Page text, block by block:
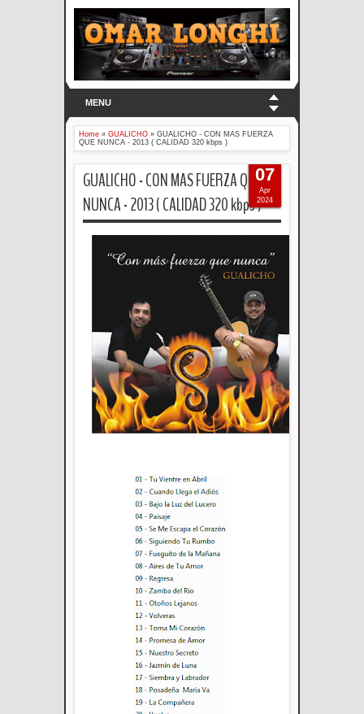
MENU
Home » GUALICHO » GUALICHO - CON MAS FUERZA
QUE NUNCA - 2013 ( CALIDAD 320 kbps )
GUALICHO - CON MAS FUERZA QUE
NUNCA - 2013 ( CALIDAD 320 kbps )
07
Apr
2024